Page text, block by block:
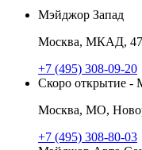
Мэйджор Запад
Москва, МКАД,
+7 (495) 308-09-20
Скоро открытие
Москва, МО,
+7 (495) 308-80-03